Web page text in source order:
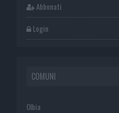
Abbonati
Login
COMUNI
Olbia